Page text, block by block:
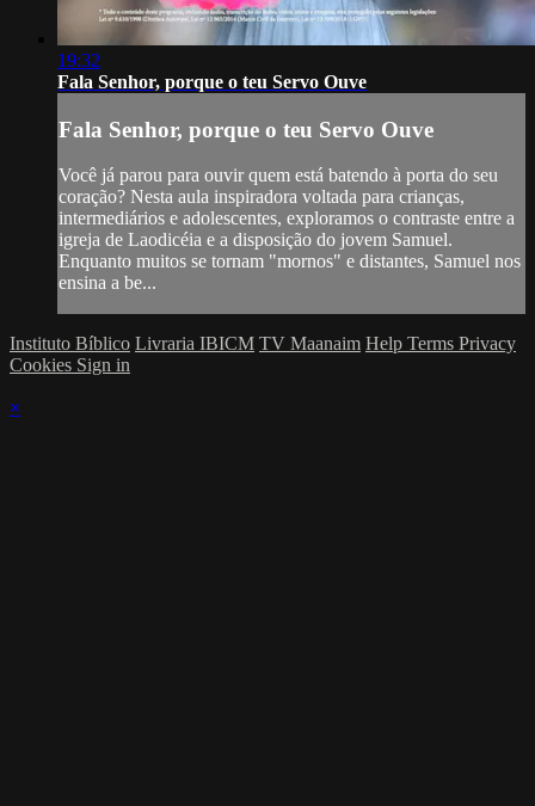
19:32
Fala Senhor, porque o teu Servo Ouve
Fala Senhor, porque o teu Servo Ouve
Você já parou para ouvir quem está batendo à porta do seu
coração? Nesta aula inspiradora voltada para crianças,
intermediários e adolescentes, exploramos o contraste entre a
igreja de Laodicéia e a disposição do jovem Samuel.
Enquanto muitos se tornam "mornos" e distantes, Samuel nos
ensina a be...
Instituto Bíblico Livraria IBICM TV Maanaim Help Terms Privacy
Cookies Sign in
×